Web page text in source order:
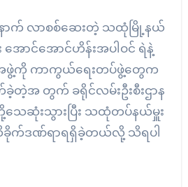
နောက် လာစစ်ဆေးတဲ့ သထုံမြို့နယ်
ောင်အောင်ဟိန်းအပါဝင် ရဲနဲ့
းအဖွဲ့ကို ကာကွယ်ရေးတပ်ဖွဲ့တွေက
တဲ့အ တွက် ခရိုင်လမ်းဦးစီးဌာန
သေဆုံးသွားပြီး သထုံတပ်နယ်မှူး
ခိုက်ဒဏ်ရာရရှိခဲ့တယ်လို့ သိရပါ